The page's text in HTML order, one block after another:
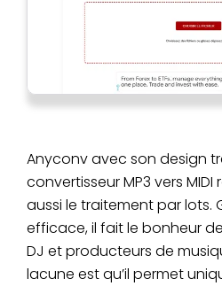
Anyconv avec son design
convertisseur MP3 vers
aussi le traitement par lots.
efficace, il fait le bonheur
DJ et producteurs de
lacune est qu’il permet